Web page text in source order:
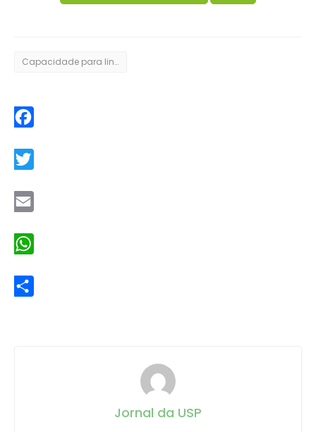
Capacidade para linguagem
Jornal da USP